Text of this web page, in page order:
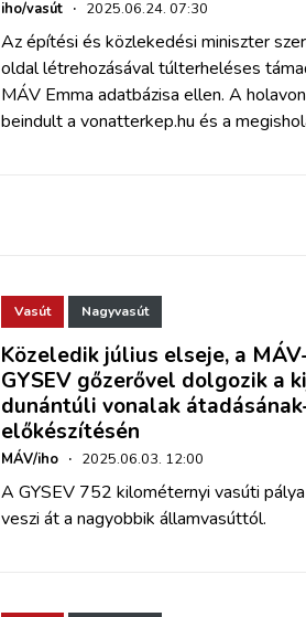
iho/vasút · 2025.06.24. 07:30
Az építési és közlekedési miniszter
oldal létrehozásával túlterheléses
MÁV Emma adatbázisa ellen. A
beindult a vonatterkep.hu és a
Vasút Nagyvasút
Közeledik július elseje, a
GYSEV gőzerővel dolgozik a
dunántúli vonalak
előkészítésén
MÁV/iho · 2025.06.03. 12:00
A GYSEV 752 kilométernyi vasúti
veszi át a nagyobbik államvasúttól.